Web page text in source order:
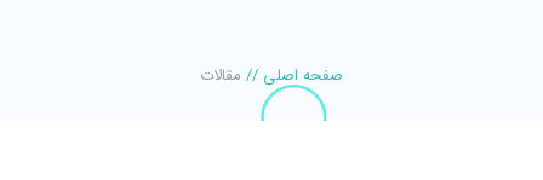
صفحه اصلی // مقالات